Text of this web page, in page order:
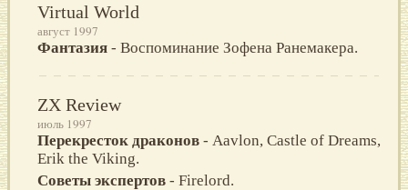
Virtual World
август 1997
Фантазия - Воспоминание Зофена Ранемакера.
ZX Review
июль 1997
Перекресток драконов - Aavlon, Castle of Dreams,
Erik the Viking.
Советы экспертов - Firelord.